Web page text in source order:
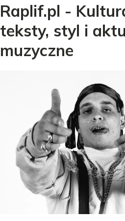
Raplif.pl -
teksty, styl i
muzyczne